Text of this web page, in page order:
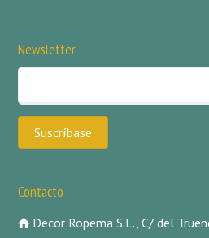
Newsletter
Contacto
Decor Ropema S.L., C/ del